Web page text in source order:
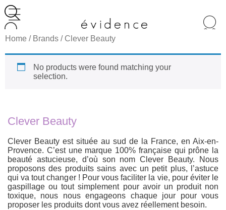
de
produits
Home / Brands / Clever Beauty
No products were found matching your
selection.
Clever Beauty
Clever Beauty est située au sud de la France, en Aix-en-
Provence. C’est une marque 100% française qui prône la
beauté astucieuse, d’où son nom Clever Beauty. Nous
proposons des produits sains avec un petit plus, l’astuce
qui va tout changer ! Pour vous faciliter la vie, pour éviter le
gaspillage ou tout simplement pour avoir un produit non
toxique, nous nous engageons chaque jour pour vous
proposer les produits dont vous avez réellement besoin.